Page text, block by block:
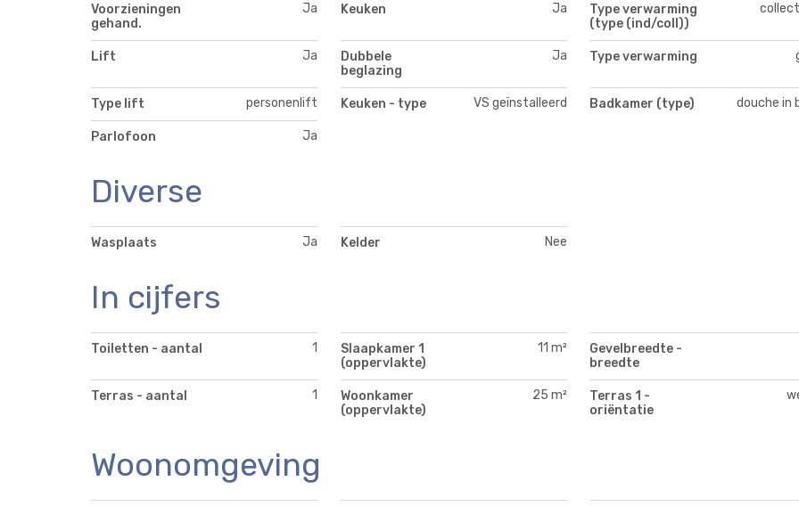
Voorzieningen
gehand.
Ja Keuken Ja
Type verwarming
(type (ind/coll))
Lift Ja
Dubbele
beglazing
Ja Type verwarming
Type lift personenlift Keuken - type VS geïnstalleerd Badkamer (type) douche in
Parlofoon Ja
Diverse
Wasplaats Ja Kelder Nee
In cijfers
Toiletten - aantal 1
Slaapkamer 1
(oppervlakte)
11 m²
Gevelbreedte -
breedte
Terras - aantal 1
Woonkamer
(oppervlakte)
25 m²
Terras 1 -
oriëntatie
Woonomgeving